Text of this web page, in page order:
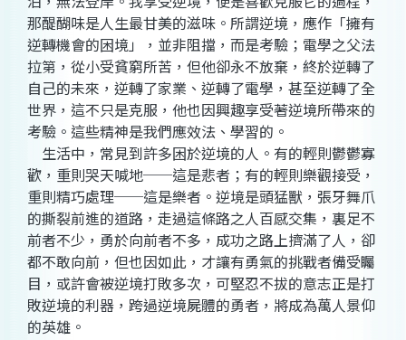
那醍醐味是人生最甘美的滋味。所謂逆境，應作「擁有
逆轉機會的困境」，並非阻擋，而是考驗；電學之父法
拉第，從小受貧窮所苦，但他卻永不放棄，終於逆轉了
自己的未來，逆轉了家業、逆轉了電學，甚至逆轉了全
世界，這不只是克服，他也因興趣享受著逆境所帶來的
考驗。這些精神是我們應效法、學習的。
生活中，常見到許多困於逆境的人。有的輕則鬱鬱寡
歡，重則哭天喊地──這是悲者；有的輕則樂觀接受，
重則精巧處理──這是樂者。逆境是頭猛獸，張牙舞爪
的撕裂前進的道路，走過這條路之人百感交集，裏足不
前者不少，勇於向前者不多，成功之路上擠滿了人，卻
都不敢向前，但也因如此，才讓有勇氣的挑戰者備受矚
目，或許會被逆境打敗多次，可堅忍不拔的意志正是打
敗逆境的利器，跨過逆境屍體的勇者，將成為萬人景仰
的英雄。